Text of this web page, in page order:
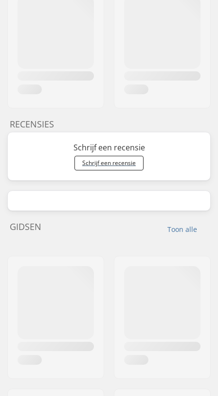
RECENSIES
Schrijf een recensie
Schrijf een recensie
Toon alle
GIDSEN